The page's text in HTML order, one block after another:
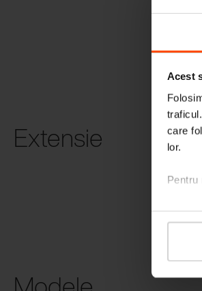
Acest
care
lor.
Extensie